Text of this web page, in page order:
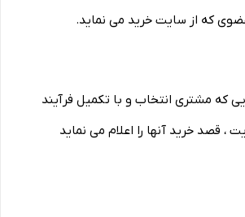
که از سایت خرید می نماید.
که مشتری انتخاب و با تکمیل فرآیند
قصد خرید آنها را اعلام می نماید